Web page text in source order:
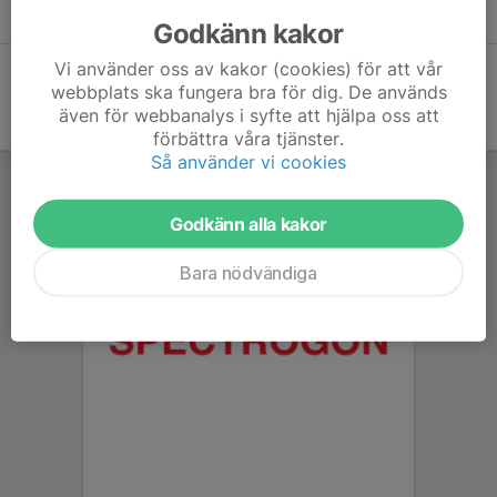
Godkänn kakor
Vi använder oss av kakor (cookies) för att vår
webbplats ska fungera bra för dig. De används
även för webbanalys i syfte att hjälpa oss att
förbättra våra tjänster.
Så använder vi cookies
Godkänn alla kakor
Bara nödvändiga